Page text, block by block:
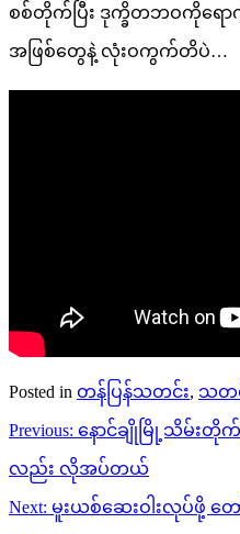
စစ်တိုက်ပြီး ဒုက္ခိတဘဝကိုရေ
အဖြစ်တွေနဲ့ လုံးဝကွက်တိပဲ…
Posted in တန်ပြန်သတင်း, သတ
Post
navigation
Previous: နောင်ချိုမြို့သိမ်းတို
လည်း လိုအပ်တယ်
Next: မူးယစ်ဆေးဝါးလုပ်ဖို့